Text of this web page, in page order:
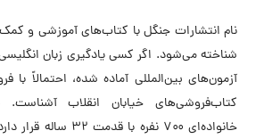
نام انتشارات جنگل با کتاب‌های آموزشی و
شناخته می‌شود. اگر کسی یادگیری زبان
آزمون‌های بین‌المللی آماده شده، احتمالاً با
کتاب‌فروشی‌های خیابان انقلاب
خانواده‌ای ۷۰۰ نفره با